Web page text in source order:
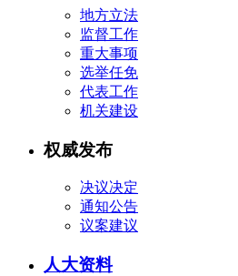
地方立法
监督工作
重大事项
选举任免
代表工作
机关建设
权威发布
决议决定
通知公告
议案建议
人大资料